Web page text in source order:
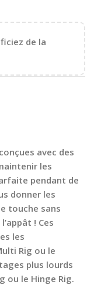
de la
avec des
les
pendant de
donner les
touche sans
! Ces
les
Rig ou le
plus lourds
ou le Hinge Rig.